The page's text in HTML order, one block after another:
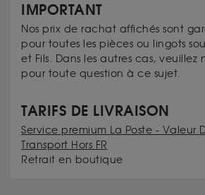
IMPORTANT
Nos prix de rachat affichés sont
pour toutes les pièces ou lingots
et Fils. Dans les autres cas,
pour toute question à ce sujet.
TARIFS DE LIVRAISON
Service premium La Poste - Valeur
Transport Hors FR
Retrait en boutique